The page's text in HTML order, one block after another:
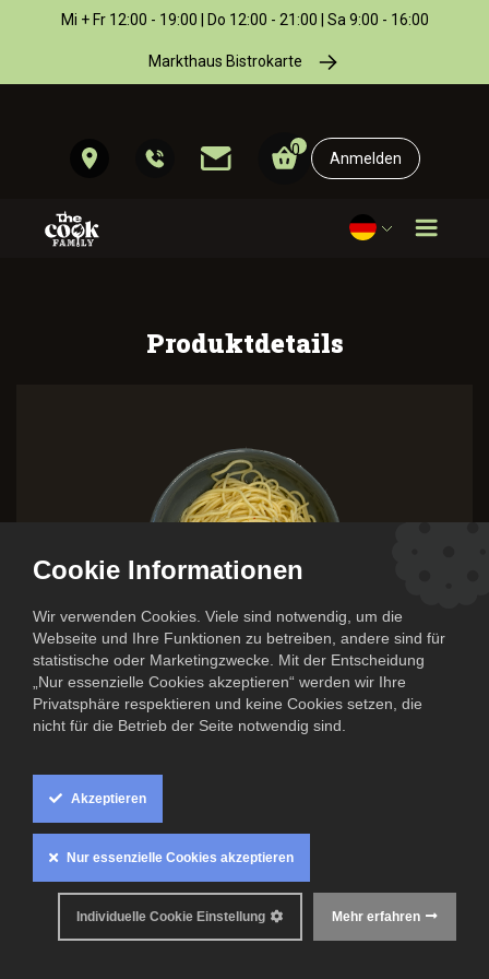
Mi + Fr 12:00 - 19:00 | Do 12:00 - 21:00 | Sa 9:00 - 16:00
Markthaus Bistrokarte
0 Anmelden
Produktdetails
Spaghetti Aglio e Olio
8,50 €
Inkl. MwSt. zzgl.Versandkosten
Mindestens haltbar bis: 10. August 2026
Cookie Informationen
Wir verwenden Cookies. Viele sind notwendig, um die
Webseite und Ihre Funktionen zu betreiben, andere sind für
statistische oder Marketingzwecke. Mit der Entscheidung
„Nur essenzielle Cookies akzeptieren“ werden wir Ihre
Privatsphäre respektieren und keine Cookies setzen, die
nicht für die Betrieb der Seite notwendig sind.
Akzeptieren
Nur essenzielle Cookies akzeptieren
Mehr erfahren
Individuelle Cookie Einstellung